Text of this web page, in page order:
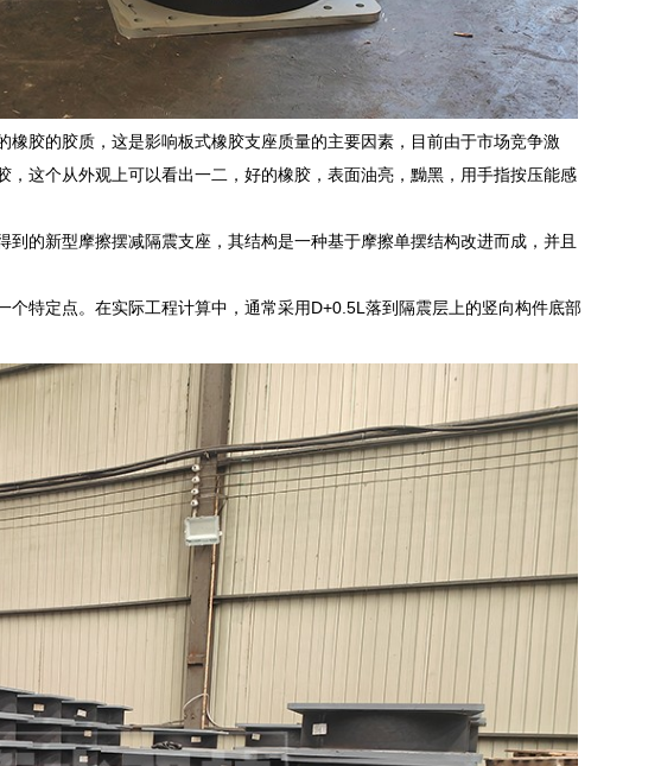
胶的胶质，这是影响板式橡胶支座质量的主要因素，目前由于市场竞争激
这个从外观上可以看出一二，好的橡胶，表面油亮，黝黑，用手指按压能感
的新型摩擦摆减隔震支座，其结构是一种基于摩擦单摆结构改进而成，并且
特定点。在实际工程计算中，通常采用D+0.5L落到隔震层上的竖向构件底部